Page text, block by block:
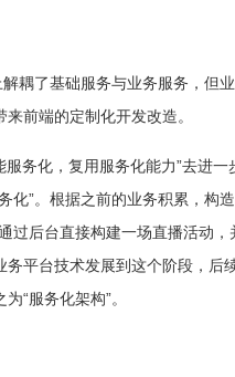
耦了基础服务与业务服务，但
前端的定制化开发改造。
务化，复用服务化能力”去进
化”。根据之前的业务积累，构
过后台直接构建一场直播活动
平台技术发展到这个阶段，后
“服务化架构”。